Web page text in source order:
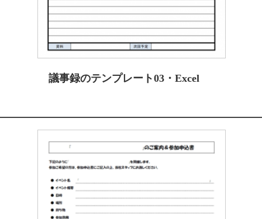
議事録のテンプレート03・Excel